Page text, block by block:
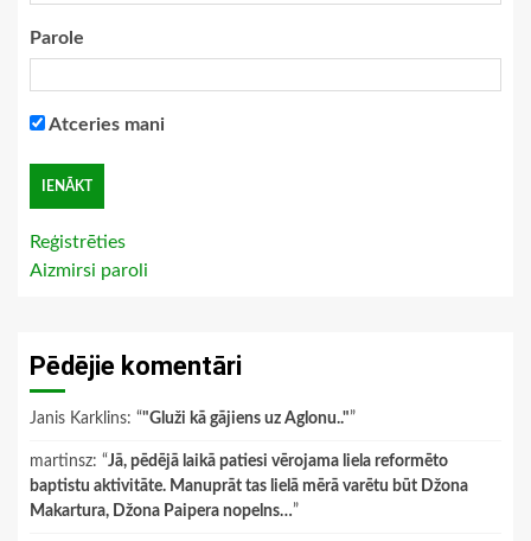
Parole
Atceries mani
Reģistrēties
Aizmirsi paroli
Pēdējie komentāri
Janis Karklins: “"Gluži kā gājiens uz Aglonu.."”
martinsz: “Jā, pēdējā laikā patiesi vērojama liela reformēto
baptistu aktivitāte. Manuprāt tas lielā mērā varētu būt Džona
Makartura, Džona Paipera nopelns…”